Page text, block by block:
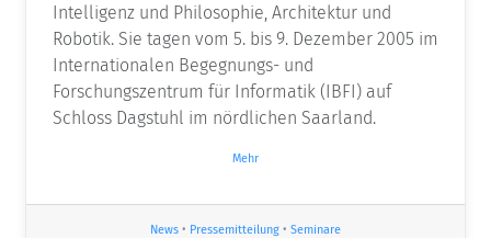
Intelligenz und Philosophie, Architektur und
Robotik. Sie tagen vom 5. bis 9. Dezember 2005 im
Internationalen Begegnungs- und
Forschungszentrum für Informatik (IBFI) auf
Schloss Dagstuhl im nördlichen Saarland.
Mehr
News • Pressemitteilung • Seminare